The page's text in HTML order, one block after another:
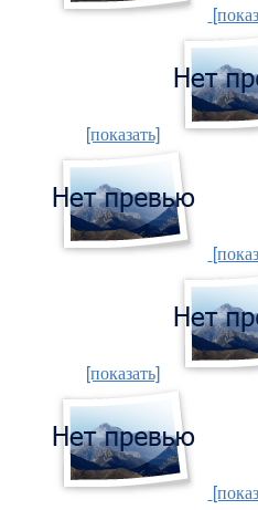
[показать]
[показать]